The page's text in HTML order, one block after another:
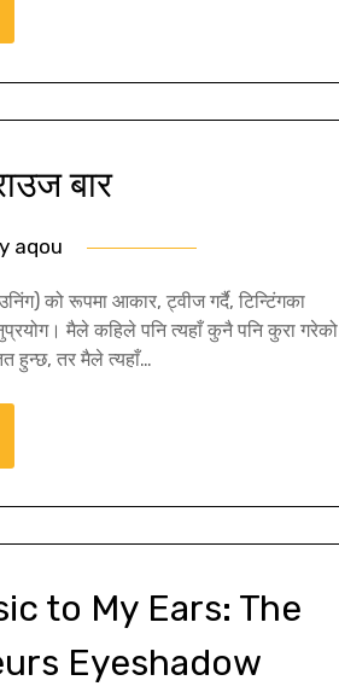
बार
aqou
को रूपमा आकार, ट्वीज गर्दै, टिन्टिंगका
मैले कहिले पनि त्यहाँ कुनै पनि कुरा गरेको
हुन्छ, तर मैले त्यहाँ…
to My Ears: The
Eyeshadow